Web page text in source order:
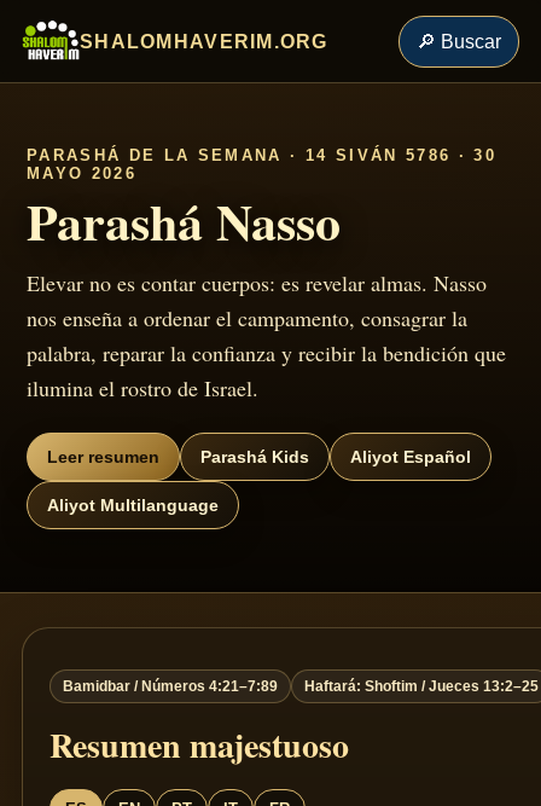
SHALOMHAVERIM.ORG 🔎 Buscar
PARASHÁ DE LA SEMANA · 14 SIVÁN 5786 · 30
MAYO 2026
Parashá Nasso
Elevar no es contar cuerpos: es revelar almas. Nasso
nos enseña a ordenar el campamento, consagrar la
palabra, reparar la confianza y recibir la bendición que
ilumina el rostro de Israel.
Leer resumen Parashá Kids Aliyot Español
Aliyot Multilanguage
Bamidbar / Números 4:21–7:89 Haftará: Shoftim / Jueces 13:2–25
Resumen majestuoso